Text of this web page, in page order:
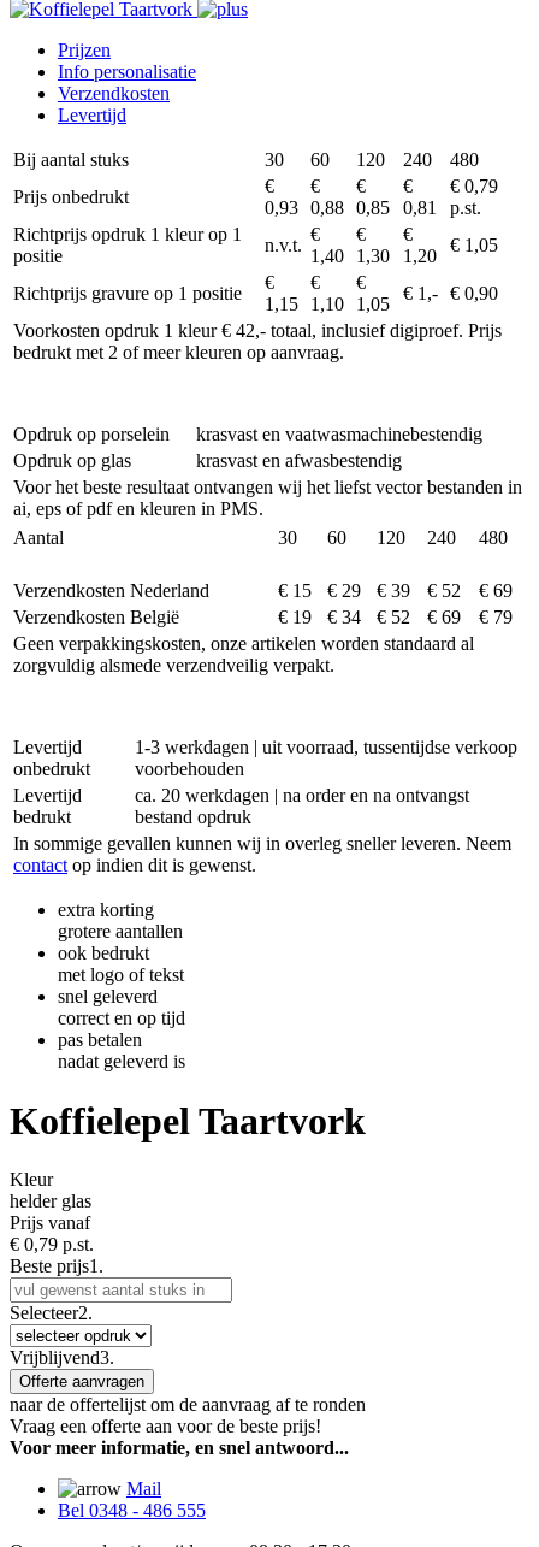
Prijzen
Info personalisatie
Verzendkosten
Levertijd
Bij aantal stuks 30 60 120 240
480
Prijs onbedrukt
€
0,93
€
0,88
€
0,85
€
0,81
€ 0,79
p.st.
Richtprijs opdruk 1 kleur op 1
positie
n.v.t.
€
1,40
€
1,30
€
1,20
€ 1,05
Richtprijs gravure op 1 positie
€
1,15
€
1,10
€
1,05
€ 1,- € 0,90
Voorkosten opdruk 1 kleur € 42,- totaal, inclusief digiproef. Prijs
bedrukt met 2 of meer kleuren op aanvraag.
Opdruk op porselein
krasvast en vaatwasmachinebestendig
Opdruk op glas
krasvast en afwasbestendig
Voor het beste resultaat ontvangen wij het liefst vector bestanden in
ai, eps of pdf en kleuren in PMS.
Aantal
30 60 120 240 480
Verzendkosten Nederland € 15 € 29 € 39 € 52
€ 69
Verzendkosten België
€ 19 € 34 € 52 € 69
€ 79
Geen verpakkingskosten, onze artikelen worden standaard al
zorgvuldig alsmede verzendveilig verpakt.
Levertijd
onbedrukt
1-3 werkdagen | uit voorraad, tussentijdse verkoop
voorbehouden
Levertijd
bedrukt
ca. 20 werkdagen | na order en na ontvangst
bestand opdruk
In sommige gevallen kunnen wij in overleg sneller leveren. Neem
contact op indien dit is gewenst.
extra korting
grotere aantallen
ook bedrukt
met logo of tekst
snel geleverd
correct en op tijd
pas betalen
nadat geleverd is
Koffielepel Taartvork
Kleur
helder glas
Prijs vanaf
€ 0,79 p.st.
Beste prijs1.
Selecteer2.
Vrijblijvend3.
Offerte aanvragen
naar de offertelijst om de aanvraag af te ronden
Vraag een offerte aan voor de beste prijs!
Voor meer informatie, en snel antwoord...
Mail
Bel 0348 - 486 555